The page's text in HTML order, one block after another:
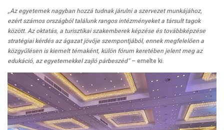
„Az egyetemek nagyban hozzá tudnak járulni a szervezet munkájához,
ezért számos országból találunk rangos intézményeket a társult tagok
között. Az oktatás, a turisztikai szakemberek képzése és továbbképzése
stratégiai kérdés az ágazat jövője szempontjából, ennek megfelelően a
közgyűlésen is kiemelt témaként, külön fórum keretében jelent meg az
edukáció, az egyetemekkel zajló párbeszéd”– emelte ki.